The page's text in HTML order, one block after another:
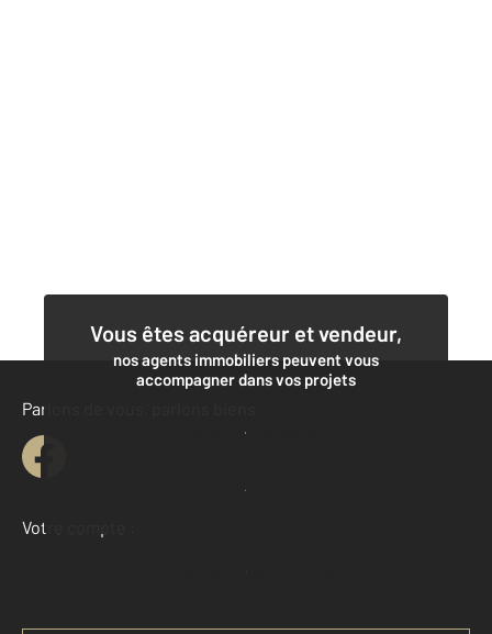
Vous êtes acquéreur et vendeur,
nos agents immobiliers peuvent vous
accompagner dans vos projets
Contacter l'agence
Demander une estimation
Parlons de vous, parlons biens
Votre compte :
Accéder à mon compte